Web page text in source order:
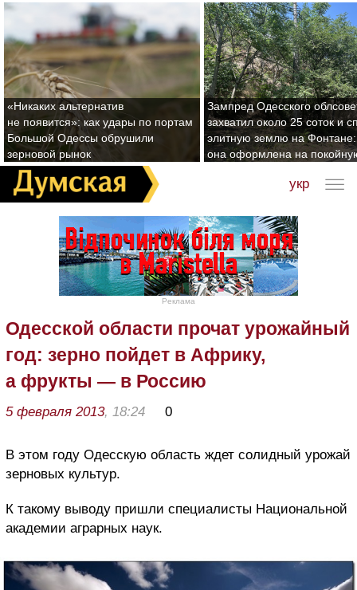
«Никаких альтернатив
не появится»: как удары по портам
Большой Одессы обрушили
зерновой рынок
Зампред Одесского
захватил около 25 соток и
элитную землю на Фонтане:
она оформлена на
укр
Реклама
Одесской области прочат урожайный
год: зерно пойдет в Африку,
а фрукты — в Россию
5 февраля 2013, 18:24 0
В этом году Одесскую область ждет солидный урожай
зерновых культур.
К такому выводу пришли специалисты Национальной
академии аграрных наук.